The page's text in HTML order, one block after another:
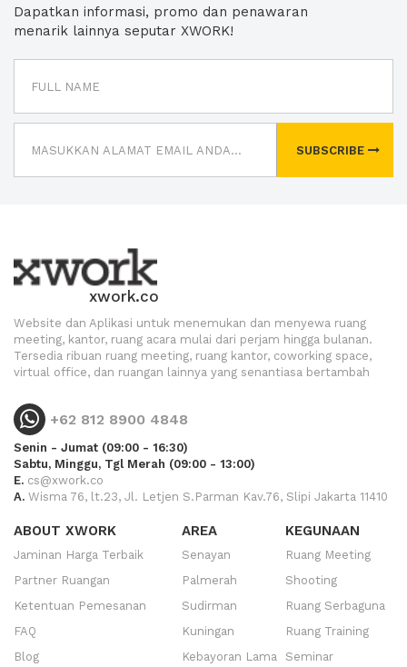
Dapatkan informasi, promo dan penawaran
menarik lainnya seputar XWORK!
SUBSCRIBE
xwork.co
Website dan Aplikasi untuk menemukan dan menyewa ruang
meeting, kantor, ruang acara mulai dari perjam hingga bulanan.
Tersedia ribuan ruang meeting, ruang kantor, coworking space,
virtual office, dan ruangan lainnya yang senantiasa bertambah
+62 812 8900 4848
Senin - Jumat (09:00 - 16:30)
Sabtu, Minggu, Tgl Merah (09:00 - 13:00)
E. cs@xwork.co
A. Wisma 76, lt.23, Jl. Letjen S.Parman Kav.76, Slipi Jakarta 11410
ABOUT XWORK
Jaminan Harga Terbaik
Partner Ruangan
Ketentuan Pemesanan
FAQ
Blog
AREA
Senayan
Palmerah
Sudirman
Kuningan
Kebayoran Lama
KEGUNAAN
Ruang Meeting
Shooting
Ruang Serbaguna
Ruang Training
Seminar